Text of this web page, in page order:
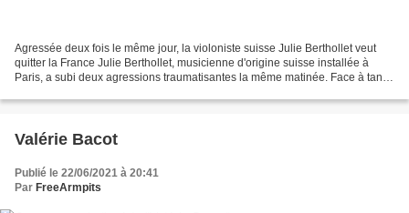
Agressée deux fois le même jour, la violoniste suisse Julie Berthollet veut
quitter la France Julie Berthollet, musicienne d'origine suisse installée à
Paris, a subi deux agressions traumatisantes la même matinée. Face à tant
Valérie Bacot
Publié le 22/06/2021 à 20:41
Par FreeArmpits